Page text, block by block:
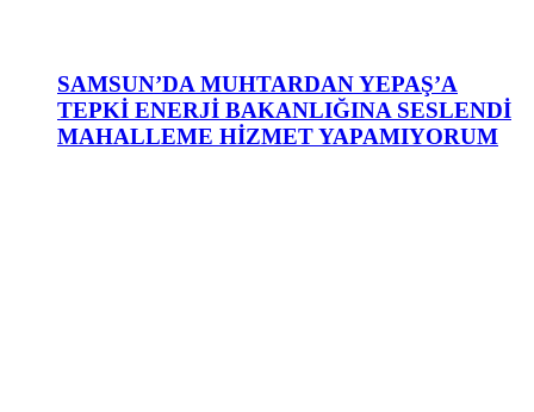
SAMSUN’DA MUHTARDAN YEPAŞ’A
TEPKİ ENERJİ BAKANLIĞINA SESLENDİ
MAHALLEME HİZMET YAPAMIYORUM